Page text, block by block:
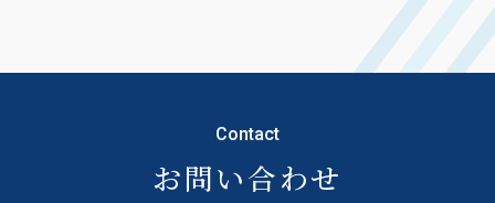
Contact
お問い合わせ